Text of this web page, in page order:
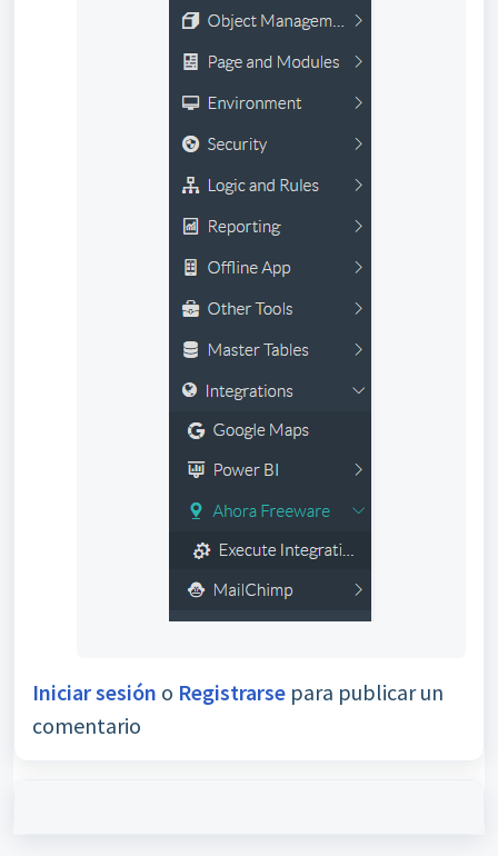
Iniciar sesión o Registrarse para publicar un
comentario